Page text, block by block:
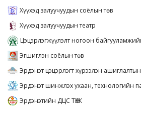
Хүүхэд залуучуудын соёлын төв
Хүүхэд залуучуудын театр
Цэцэрлэгжүүлэлт ногоон
Эгшиглэн соёлын төв
Эрдэнэт цэцэрлэгт хүрээлэн
Эрдэнэт шинжлэх ухаан, технологийн
Эрдэнэтийн ДЦС ТӨХК